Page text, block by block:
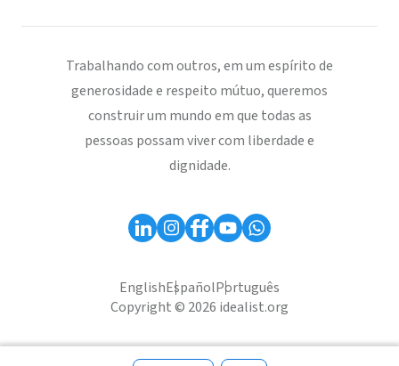
Trabalhando com outros, em um espírito de
generosidade e respeito mútuo, queremos
construir um mundo em que todas as
pessoas possam viver com liberdade e
dignidade.
EnglishEspañolPortuguês
Copyright © 2026 idealist.org